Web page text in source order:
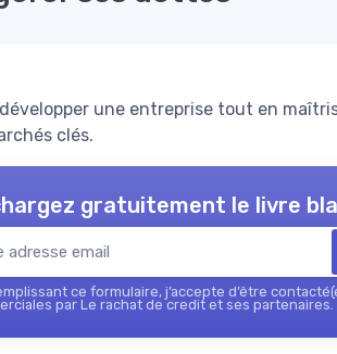
une entreprise tout en
clés.
gratuitement le livre
ce formulaire, j’accepte d’être
par Le rachat de credit et ses partenaires.